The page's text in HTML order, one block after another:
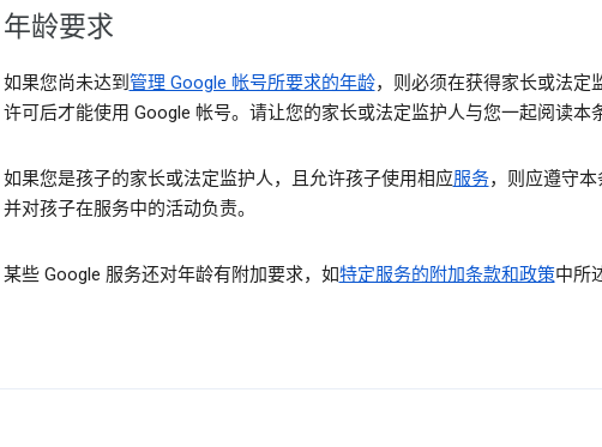
年龄要求
如果您尚未达到 管理 Google 帐号所要求的年龄，则必须在获得家长或法定
许可后才能使用 Google 帐号。请让您的家长或法定监护人与您一起阅读本
如果您是孩子的家长或法定监护人，且允许孩子使用相应服务，则应遵守本
并对孩子在服务中的活动负责。
某些 Google 服务还对年龄有附加要求，如特定服务的附加条款和政策中所